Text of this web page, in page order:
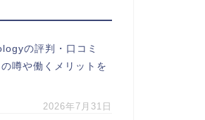
の評判・口コミ
噂や働くメリットを
2026年7月31日